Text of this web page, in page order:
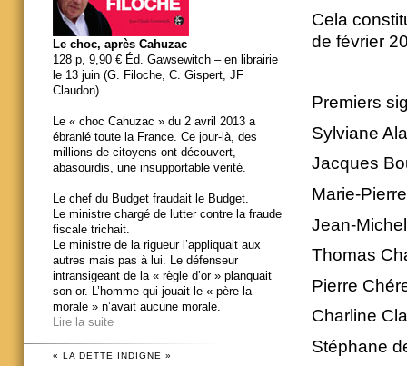
Cela
de février
Premiers
Sylviane
Jacques
Marie-
Jean-
Thomas
Pierre
Charline
Stéphane
Le choc, après Cahuzac
128 p, 9,90 € Éd. Gawsewitch – en librairie
le 13 juin (G. Filoche, C. Gispert, JF
Claudon)
Le « choc Cahuzac » du 2 avril 2013 a
ébranlé toute la France. Ce jour-là, des
millions de citoyens ont découvert,
abasourdis, une insupportable vérité.
Le chef du Budget fraudait le Budget.
Le ministre chargé de lutter contre la fraude
fiscale trichait.
Le ministre de la rigueur l’appliquait aux
autres mais pas à lui. Le défenseur
intransigeant de la « règle d’or » planquait
son or. L’homme qui jouait le « père la
morale » n’avait aucune morale.
Lire la suite
« LA DETTE INDIGNE »